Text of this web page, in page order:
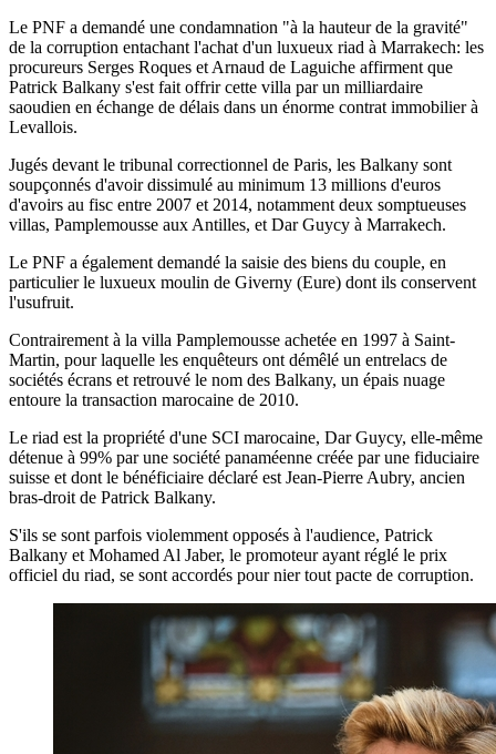
Le PNF a demandé une condamnation "à la hauteur de la gravité"
de la corruption entachant l'achat d'un luxueux riad à Marrakech: les
procureurs Serges Roques et Arnaud de Laguiche affirment que
Patrick Balkany s'est fait offrir cette villa par un milliardaire
saoudien en échange de délais dans un énorme contrat immobilier à
Levallois.
Jugés devant le tribunal correctionnel de Paris, les Balkany sont
soupçonnés d'avoir dissimulé au minimum 13 millions d'euros
d'avoirs au fisc entre 2007 et 2014, notamment deux somptueuses
villas, Pamplemousse aux Antilles, et Dar Guycy à Marrakech.
Le PNF a également demandé la saisie des biens du couple, en
particulier le luxueux moulin de Giverny (Eure) dont ils conservent
l'usufruit.
Contrairement à la villa Pamplemousse achetée en 1997 à Saint-
Martin, pour laquelle les enquêteurs ont démêlé un entrelacs de
sociétés écrans et retrouvé le nom des Balkany, un épais nuage
entoure la transaction marocaine de 2010.
Le riad est la propriété d'une SCI marocaine, Dar Guycy, elle-même
détenue à 99% par une société panaméenne créée par une fiduciaire
suisse et dont le bénéficiaire déclaré est Jean-Pierre Aubry, ancien
bras-droit de Patrick Balkany.
S'ils se sont parfois violemment opposés à l'audience, Patrick
Balkany et Mohamed Al Jaber, le promoteur ayant réglé le prix
officiel du riad, se sont accordés pour nier tout pacte de corruption.